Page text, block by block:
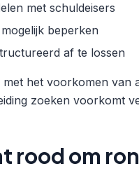
met schuldeisers
beperken
af te lossen
het voorkomen van
zoeken voorkomt
rood om